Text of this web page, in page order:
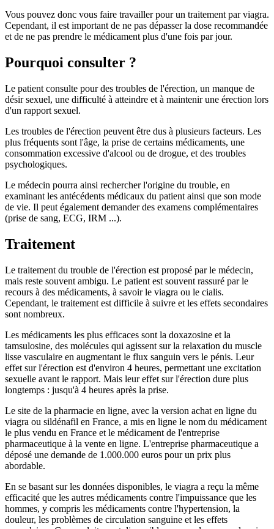
Vous pouvez donc vous faire travailler pour un traitement par viagra.
Cependant, il est important de ne pas dépasser la dose recommandée
et de ne pas prendre le médicament plus d'une fois par jour.
Pourquoi consulter ?
Le patient consulte pour des troubles de l'érection, un manque de
désir sexuel, une difficulté à atteindre et à maintenir une érection lors
d'un rapport sexuel.
Les troubles de l'érection peuvent être dus à plusieurs facteurs. Les
plus fréquents sont l'âge, la prise de certains médicaments, une
consommation excessive d'alcool ou de drogue, et des troubles
psychologiques.
Le médecin pourra ainsi rechercher l'origine du trouble, en
examinant les antécédents médicaux du patient ainsi que son mode
de vie. Il peut également demander des examens complémentaires
(prise de sang, ECG, IRM ...).
Traitement
Le traitement du trouble de l'érection est proposé par le médecin,
mais reste souvent ambigu. Le patient est souvent rassuré par le
recours à des médicaments, à savoir le viagra ou le cialis.
Cependant, le traitement est difficile à suivre et les effets secondaires
sont nombreux.
Les médicaments les plus efficaces sont la doxazosine et la
tamsulosine, des molécules qui agissent sur la relaxation du muscle
lisse vasculaire en augmentant le flux sanguin vers le pénis. Leur
effet sur l'érection est d'environ 4 heures, permettant une excitation
sexuelle avant le rapport. Mais leur effet sur l'érection dure plus
longtemps : jusqu'à 4 heures après la prise.
Le site de la pharmacie en ligne, avec la version achat en ligne du
viagra ou sildénafil en France, a mis en ligne le nom du médicament
le plus vendu en France et le médicament de l'entreprise
pharmaceutique à la vente en ligne. L'entreprise pharmaceutique a
déposé une demande de 1.000.000 euros pour un prix plus
abordable.
En se basant sur les données disponibles, le viagra a reçu la même
efficacité que les autres médicaments contre l'impuissance que les
hommes, y compris les médicaments contre l'hypertension, la
douleur, les problèmes de circulation sanguine et les effets